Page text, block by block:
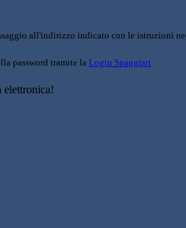
all'indirizzo indicato con le istruzioni
password tramite la Login Spaggiari
elettronica!